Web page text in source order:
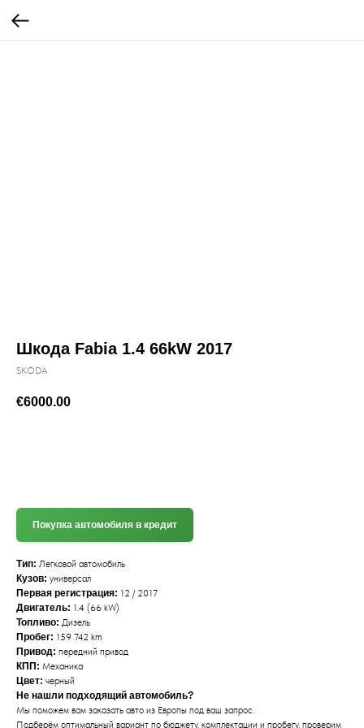
Шкода Fabia 1.4 66kW 2017
SKODA
€6000.00
Покупка автомобиля в кредит
Тип: Легковой автомобиль
Кузов: универсал
Первая регистрация: 12 / 2017
Двигатель: 1.4 (66 kW)
Топливо: Дизель
Пробег: 159 742 km
Привод: передний привод
КПП: Механика
Цвет: черный
Не нашли подходящий автомобиль?
Мы поможем вам заказать авто из Европы под ваш запрос.
Подберём оптимальный вариант по бюджету, комплектации и пробегу, проверим